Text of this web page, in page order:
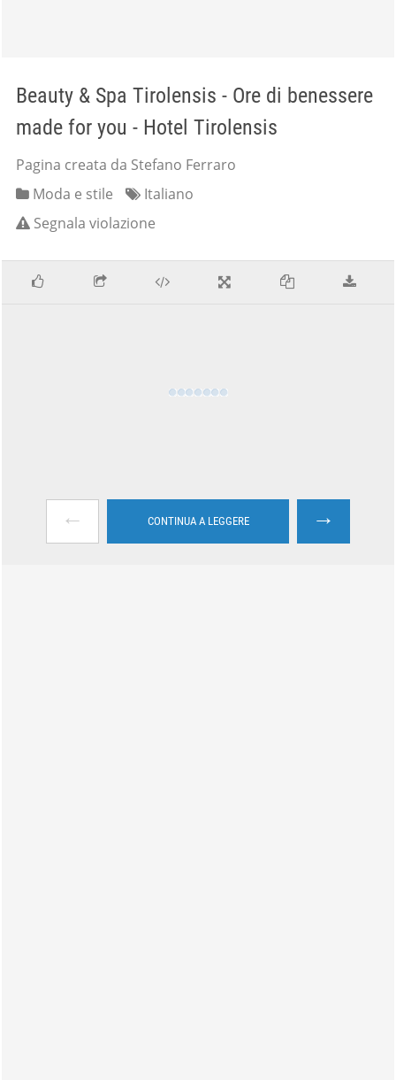
Beauty & Spa Tirolensis - Ore di benessere
made for you - Hotel Tirolensis
Pagina creata da Stefano Ferraro
Moda e stile
Italiano
Segnala violazione
← CONTINUA A LEGGERE →